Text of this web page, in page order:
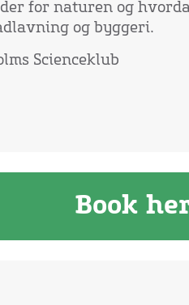
for naturen og
og byggeri.
Scienceklub
Book